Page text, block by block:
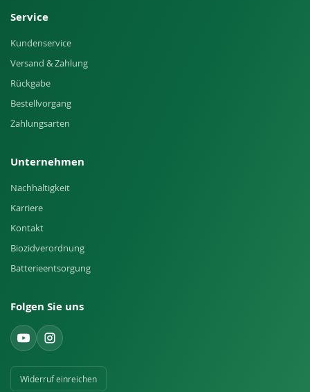
Service
Kundenservice
Versand & Zahlung
Rückgabe
Bestellvorgang
Zahlungsarten
Unternehmen
Nachhaltigkeit
Karriere
Kontakt
Biozidverordnung
Batterieentsorgung
Folgen Sie uns
Widerruf einreichen